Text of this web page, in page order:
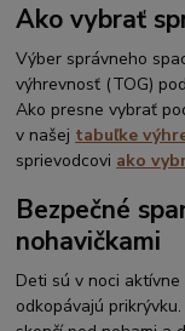
Ako vybrať
Výber správneho
výhrevnosť (TOG)
Ako presne vybrať
v našej tabuľke
sprievodcovi ako
Bezpečné
nohavičkami
Deti sú v noci
odkopávajú